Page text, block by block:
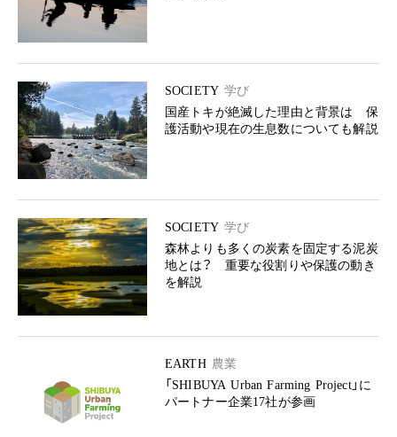
SOCIETY 学び
国産トキが絶滅した理由と背景は 保
護活動や現在の生息数についても解説
SOCIETY 学び
森林よりも多くの炭素を固定する泥炭
地とは？ 重要な役割りや保護の動き
を解説
EARTH 農業
「SHIBUYA Urban Farming Project」に
パートナー企業17社が参画